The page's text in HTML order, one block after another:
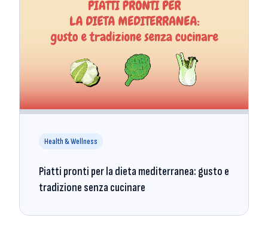
Health & Wellness
Piatti pronti per la dieta mediterranea: gusto e
tradizione senza cucinare